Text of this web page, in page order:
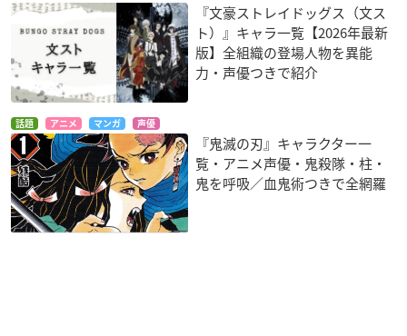
『文豪ストレイドッグス（文ス
ト）』キャラ一覧【2026年最新
版】全組織の登場人物を異能
力・声優つきで紹介
話題 アニメ マンガ 声優
『鬼滅の刃』キャラクター一
覧・アニメ声優・鬼殺隊・柱・
鬼を呼吸／血鬼術つきで全網羅